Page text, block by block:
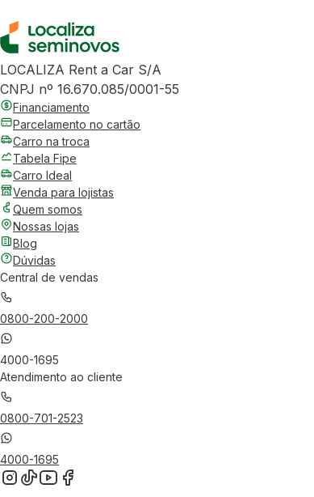
LOCALIZA Rent a Car S/A
CNPJ nº 16.670.085/0001-55
Financiamento
Parcelamento no cartão
Carro na troca
Tabela Fipe
Carro Ideal
Venda para lojistas
Quem somos
Nossas lojas
Blog
Dúvidas
Central de vendas
0800-200-2000
4000-1695
Atendimento ao cliente
0800-701-2523
4000-1695